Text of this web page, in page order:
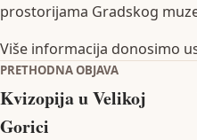
prostorijama Gradskog
Više informacija donosimo
Navigacija
PRETHODNA OBJAVA
Kvizopija u Velikoj
Gorici